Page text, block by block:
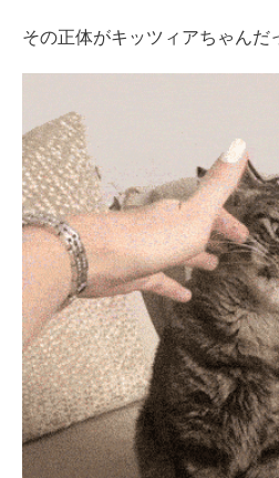
その正体がキッツィアちゃんだ